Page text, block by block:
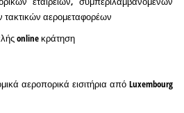
τακτικών αερομεταφορέων
online κράτηση
αεροπορικά εισιτήρια από Luxembourg